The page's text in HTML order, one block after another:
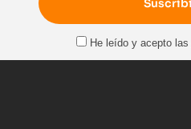
He leído y acepto las